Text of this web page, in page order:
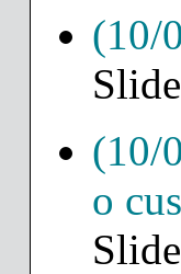
(10/
(10/
o